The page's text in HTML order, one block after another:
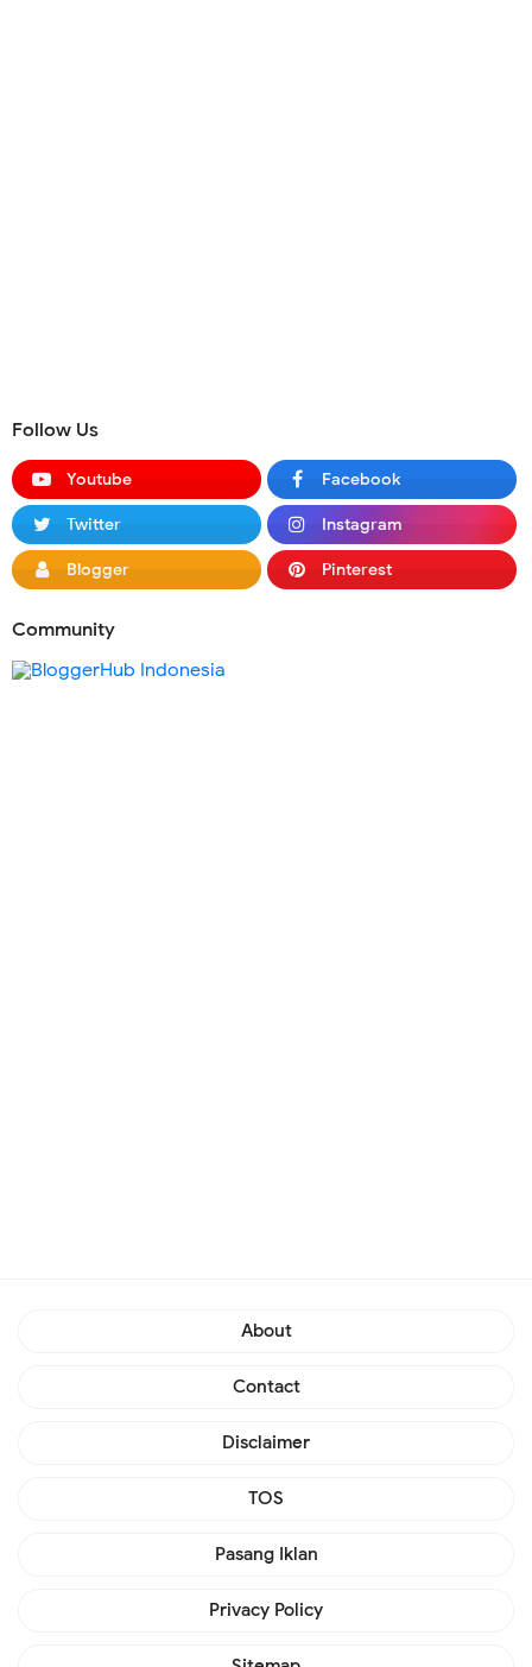
Follow Us
Youtube Facebook
Twitter Instagram
Blogger Pinterest
Community
About
Contact
Disclaimer
TOS
Pasang Iklan
Privacy Policy